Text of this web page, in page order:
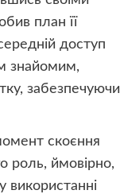
план її
доступ
знайомим,
забезпечуючи
скоєння
роль, ймовірно,
використанні